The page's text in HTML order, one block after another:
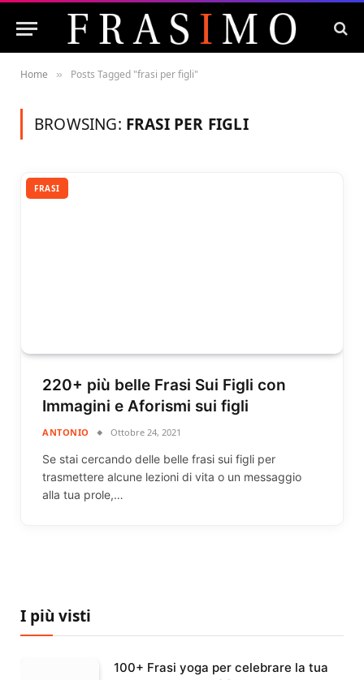
Home » Posts Tagged "frasi per figli"
BROWSING: FRASI PER FIGLI
FRASI
220+ più belle Frasi Sui Figli con
Immagini e Aforismi sui figli
ANTONIO Ottobre 24, 2021
Se stai cercando delle belle frasi sui figli per
trasmettere alcune lezioni di vita o un messaggio
alla tua prole,…
I più visti
100+ Frasi yoga per celebrare la tua